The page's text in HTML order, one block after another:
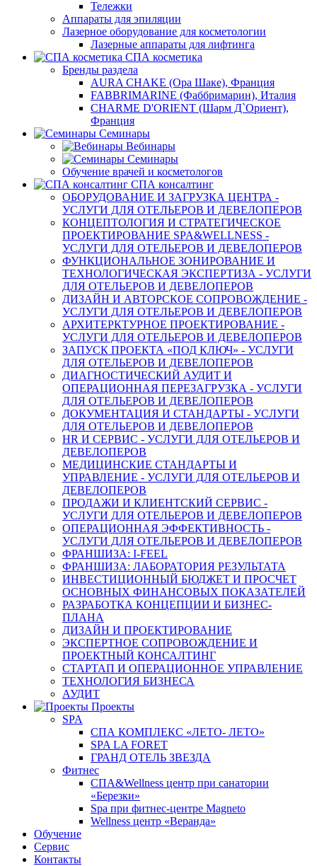
Тележки
Аппараты для эпиляции
Лазерное оборудование для косметологии
Лазерные аппараты для лифтинга
СПА косметика
Бренды раздела
AURA CHAKE (Ора Шаке), Франция
FABBRIMARINE (Фаббримарин), Италия
CHARME D'ORIENT (Шарм Д`Ориент),
Франция
Семинары
Вебинары
Семинары
Обучение врачей и косметологов
СПА консалтинг
ОБОРУДОВАНИЕ И ЗАГРУЗКА ЦЕНТРА -
УСЛУГИ ДЛЯ ОТЕЛЬЕРОВ И ДЕВЕЛОПЕРОВ
КОНЦЕПТОЛОГИЯ И СТРАТЕГИЧЕСКОЕ
ПРОЕКТИРОВАНИЕ SPA&WELLNESS -
УСЛУГИ ДЛЯ ОТЕЛЬЕРОВ И ДЕВЕЛОПЕРОВ
ФУНКЦИОНАЛЬНОЕ ЗОНИРОВАНИЕ И
ТЕХНОЛОГИЧЕСКАЯ ЭКСПЕРТИЗА - УСЛУГИ
ДЛЯ ОТЕЛЬЕРОВ И ДЕВЕЛОПЕРОВ
ДИЗАЙН И АВТОРСКОЕ СОПРОВОЖДЕНИЕ -
УСЛУГИ ДЛЯ ОТЕЛЬЕРОВ И ДЕВЕЛОПЕРОВ
АРХИТЕРКТУРНОЕ ПРОЕКТИРОВАНИЕ -
УСЛУГИ ДЛЯ ОТЕЛЬЕРОВ И ДЕВЕЛОПЕРОВ
ЗАПУСК ПРОЕКТА «ПОД КЛЮЧ» - УСЛУГИ
ДЛЯ ОТЕЛЬЕРОВ И ДЕВЕЛОПЕРОВ
ДИАГНОСТИЧЕСКИЙ АУДИТ И
ОПЕРАЦИОННАЯ ПЕРЕЗАГРУЗКА - УСЛУГИ
ДЛЯ ОТЕЛЬЕРОВ И ДЕВЕЛОПЕРОВ
ДОКУМЕНТАЦИЯ И СТАНДАРТЫ - УСЛУГИ
ДЛЯ ОТЕЛЬЕРОВ И ДЕВЕЛОПЕРОВ
HR И СЕРВИС - УСЛУГИ ДЛЯ ОТЕЛЬЕРОВ И
ДЕВЕЛОПЕРОВ
МЕДИЦИНСКИЕ СТАНДАРТЫ И
УПРАВЛЕНИЕ - УСЛУГИ ДЛЯ ОТЕЛЬЕРОВ И
ДЕВЕЛОПЕРОВ
ПРОДАЖИ И КЛИЕНТСКИЙ СЕРВИС -
УСЛУГИ ДЛЯ ОТЕЛЬЕРОВ И ДЕВЕЛОПЕРОВ
ОПЕРАЦИОННАЯ ЭФФЕКТИВНОСТЬ -
УСЛУГИ ДЛЯ ОТЕЛЬЕРОВ И ДЕВЕЛОПЕРОВ
ФРАНШИЗА: I-FEEL
ФРАНШИЗА: ЛАБОРАТОРИЯ РЕЗУЛЬТАТА
ИНВЕСТИЦИОННЫЙ БЮДЖЕТ И ПРОСЧЕТ
ОСНОВНЫХ ФИНАНСОВЫХ ПОКАЗАТЕЛЕЙ
РАЗРАБОТКА КОНЦЕПЦИИ И БИЗНЕС-
ПЛАНА
ДИЗАЙН И ПРОЕКТИРОВАНИЕ
ЭКСПЕРТНОЕ СОПРОВОЖДЕНИЕ И
ПРОЕКТНЫЙ КОНСАЛТИНГ
СТАРТАП И ОПЕРАЦИОННОЕ УПРАВЛЕНИЕ
ТЕХНОЛОГИЯ БИЗНЕСА
АУДИТ
Проекты
SPA
СПА КОМПЛЕКС «ЛЕТО- ЛЕТО»
SPA LA FORET
ГРАНД ОТЕЛЬ ЗВЕЗДА
Фитнес
СПА&Wellness центр при санатории
«Березки»
Spa при фитнес-центре Magneto
Wellness центр «Веранда»
Обучение
Сервис
Контакты